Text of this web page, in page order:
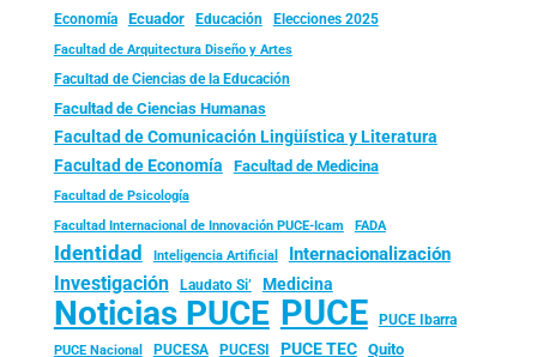
Economía Ecuador Educación Elecciones 2025
Facultad de Arquitectura Diseño y Artes
Facultad de Ciencias de la Educación
Facultad de Ciencias Humanas
Facultad de Comunicación Lingüística y Literatura
Facultad de Economía Facultad de Medicina
Facultad de Psicología
Facultad Internacional de Innovación PUCE-Icam FADA
Identidad Inteligencia Artificial Internacionalización
Investigación Laudato Si’ Medicina
Noticias PUCE PUCE PUCE Ibarra
PUCE Nacional PUCESA PUCESI PUCE TEC
Quito